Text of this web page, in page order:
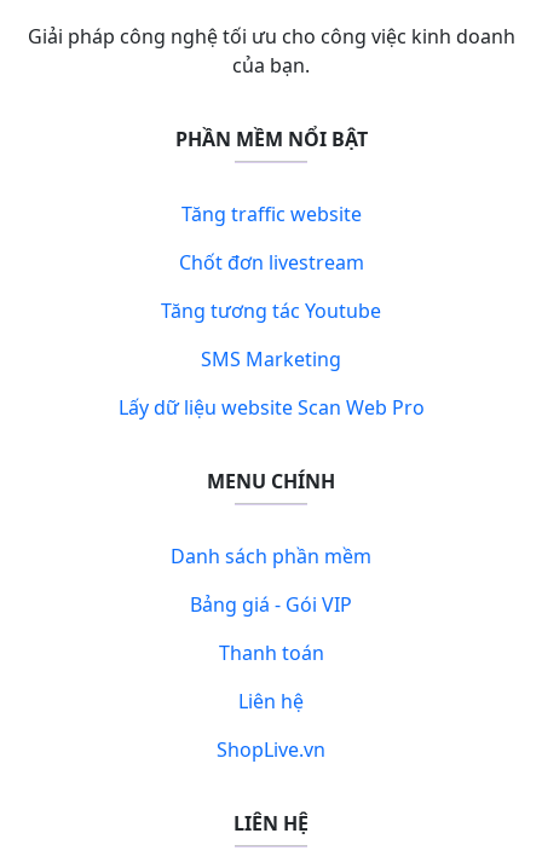
Giải pháp công nghệ tối ưu cho công việc kinh doanh
của bạn.
PHẦN MỀM NỔI BẬT
Tăng traffic website
Chốt đơn livestream
Tăng tương tác Youtube
SMS Marketing
Lấy dữ liệu website Scan Web Pro
MENU CHÍNH
Danh sách phần mềm
Bảng giá - Gói VIP
Thanh toán
Liên hệ
ShopLive.vn
LIÊN HỆ